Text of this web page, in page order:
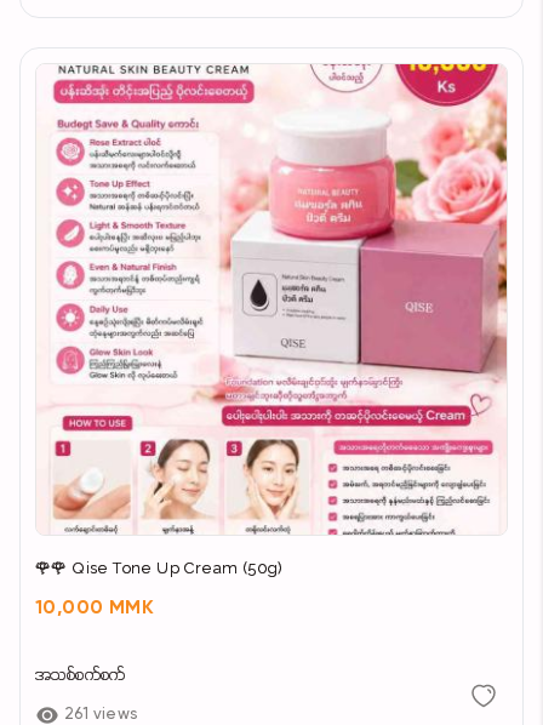
🌹🌹 Qise Tone Up Cream (50g)
10,000 MMK
အသစ်စက်စက်
261 views